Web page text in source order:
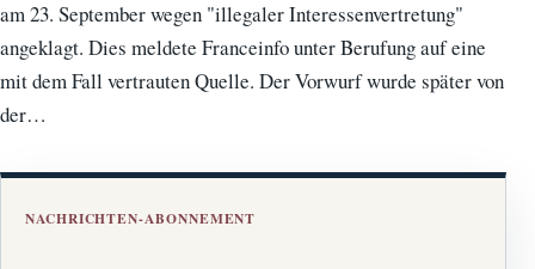
am 23. September wegen "illegaler Interessenvertretung"
angeklagt. Dies meldete Franceinfo unter Berufung auf eine
mit dem Fall vertrauten Quelle. Der Vorwurf wurde später von
der…
NACHRICHTEN-ABONNEMENT